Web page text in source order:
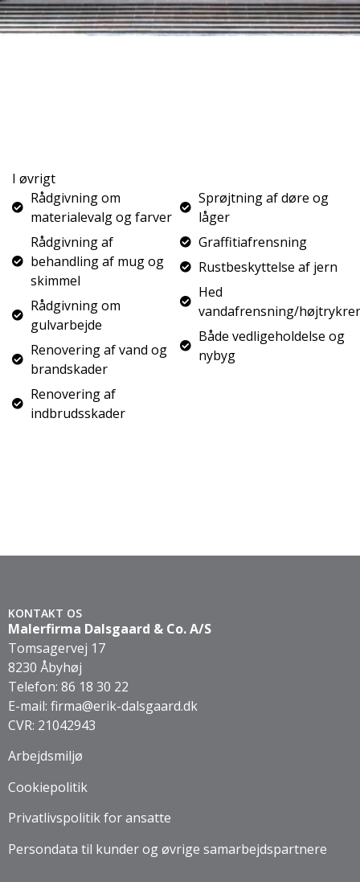
I øvrigt
Rådgivning om
materialevalg og farver
Rådgivning af
behandling af mug og
skimmel
Rådgivning om
gulvarbejde
Renovering af vand og
brandskader
Renovering af
indbrudsskader
Sprøjtning af døre og
låger
Graffitiafrensning
Rustbeskyttelse af jern
Hed
vandafrensning/
Både vedligeholdelse og
nybyg
KONTAKT OS
Malerfirma Dalsgaard & Co. A/S
Tomsagervej 17
8230 Åbyhøj
Telefon: 86 18 30 22
E-mail: firma@erik-dalsgaard.dk
CVR: 21042943
Arbejdsmiljø
Cookiepolitik
Privatlivspolitik for ansatte
Persondata til kunder og øvrige samarbejdspartnere